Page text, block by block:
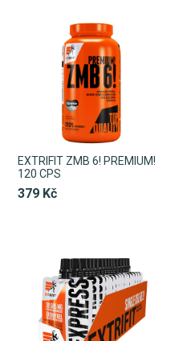
EXTRIFIT ZMB 6! PREMIUM!
120 CPS
379 Kč